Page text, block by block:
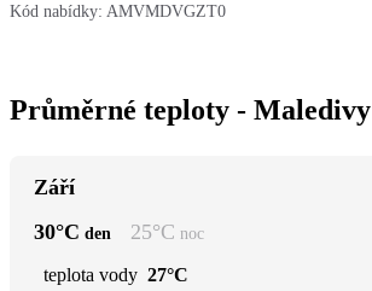
Kód nabídky: AMVMDVGZT0
Průměrné teploty - Maledivy
Září
30°C den 25°C noc
teplota vody 27°C